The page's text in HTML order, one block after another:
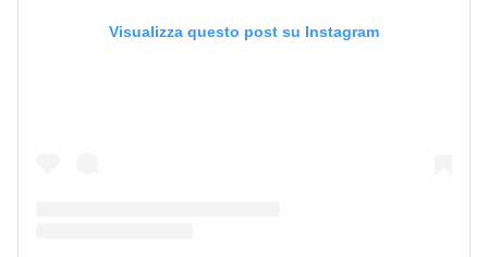
Visualizza questo post su Instagram